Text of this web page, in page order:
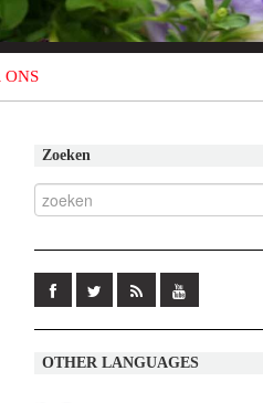
ONS
Zoeken
OTHER LANGUAGES